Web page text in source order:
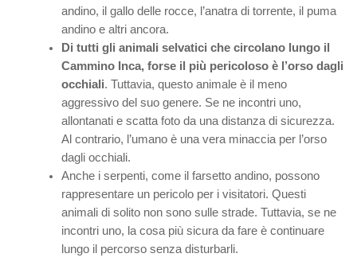
andino, il gallo delle rocce, l’anatra di torrente, il puma
andino e altri ancora.
Di tutti gli animali selvatici che circolano lungo il
Cammino Inca, forse il più pericoloso è l’orso dagli
occhiali. Tuttavia, questo animale è il meno
aggressivo del suo genere. Se ne incontri uno,
allontanati e scatta foto da una distanza di sicurezza.
Al contrario, l’umano è una vera minaccia per l’orso
dagli occhiali.
Anche i serpenti, come il farsetto andino, possono
rappresentare un pericolo per i visitatori. Questi
animali di solito non sono sulle strade. Tuttavia, se ne
incontri uno, la cosa più sicura da fare è continuare
lungo il percorso senza disturbarli.